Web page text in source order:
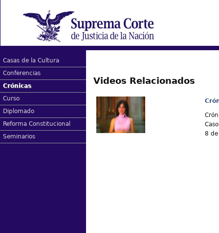
Casas de la Cultura
Conferencias
Crónicas
Curso
Diplomado
Reforma Constitucional
Seminarios
Videos Relacionados
8